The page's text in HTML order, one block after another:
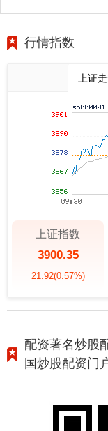
行情指数
上证
上证指数
3900.35
21.92(0.57%)
配资著名炒股
国炒股配资门